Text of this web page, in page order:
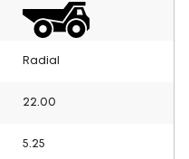
Radial
22.00
5.25